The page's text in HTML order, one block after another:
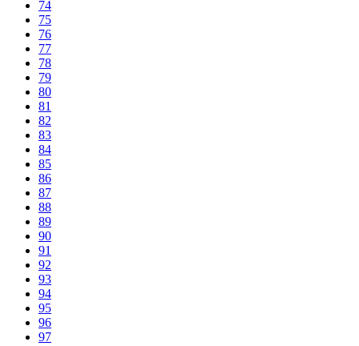
74
75
76
77
78
79
80
81
82
83
84
85
86
87
88
89
90
91
92
93
94
95
96
97